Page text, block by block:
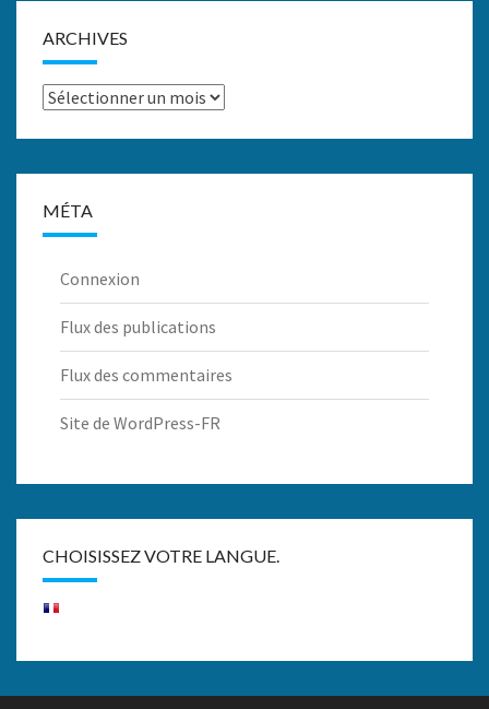
ARCHIVES
Archives
MÉTA
Connexion
Flux des publications
Flux des commentaires
Site de WordPress-FR
CHOISISSEZ VOTRE LANGUE.